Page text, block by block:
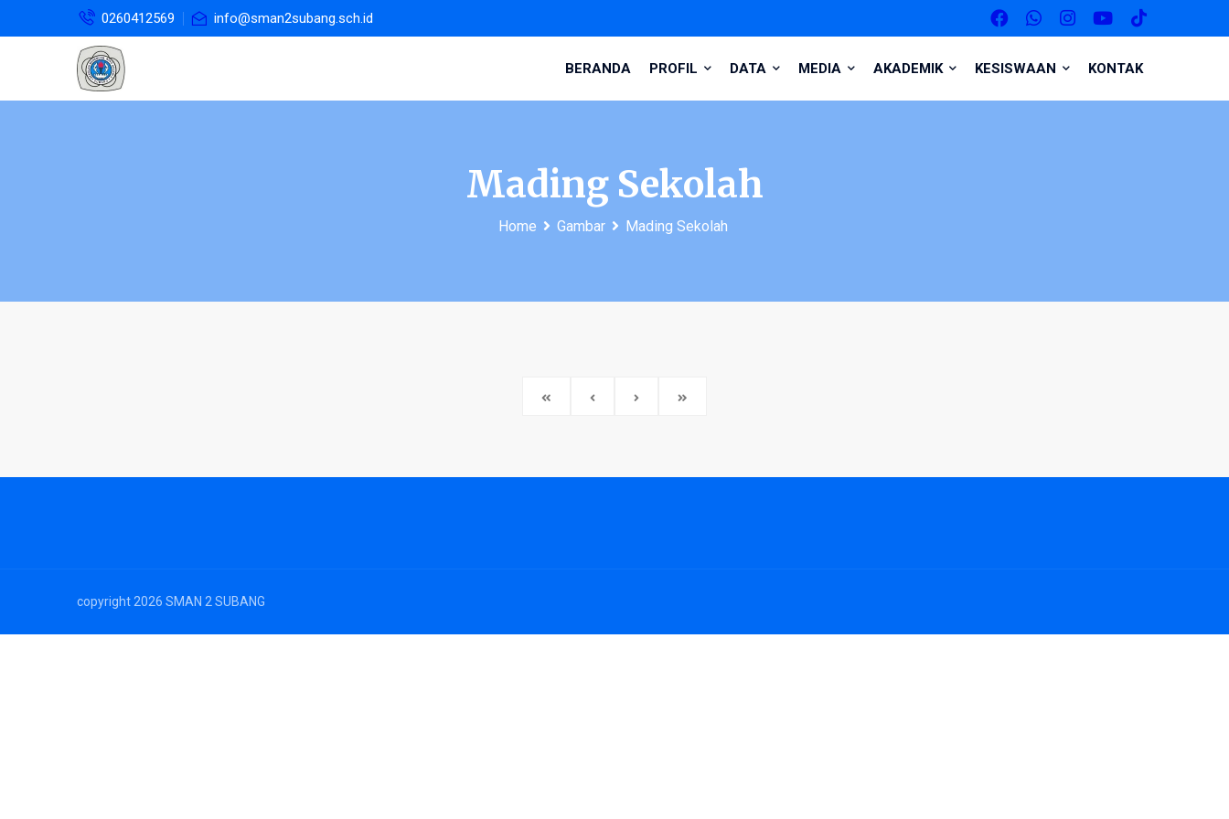
0260412569 info@sman2subang.sch.id
BERANDA PROFIL DATA MEDIA AKADEMIK KESISWAAN KONTAK
Mading Sekolah
Home Gambar Mading Sekolah
copyright 2026 SMAN 2 SUBANG